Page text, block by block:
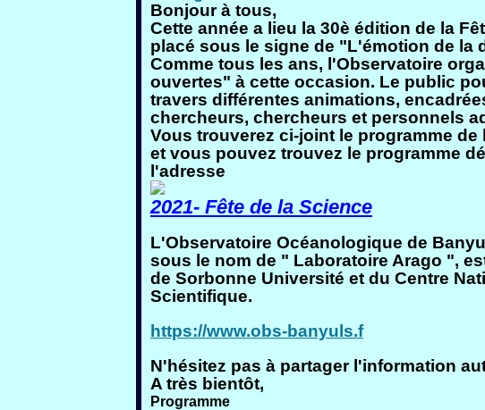
Bonjour à tous,
Cette année a lieu la 30è édition de la
placé sous le signe de "L'émotion de la
Comme tous les ans, l'Observatoire
ouvertes" à cette occasion. Le public
travers différentes animations,
chercheurs, chercheurs et personnels
Vous trouverez ci-joint le programme
et vous pouvez trouvez le programme
l'adresse
2021- Fête de la Science
L'Observatoire Océanologique de
sous le nom de " Laboratoire Arago ",
de Sorbonne Université et du Centre
Scientifique.
https://www.obs-banyuls.f
N'hésitez pas à partager l'information
A très bientôt,
Programme